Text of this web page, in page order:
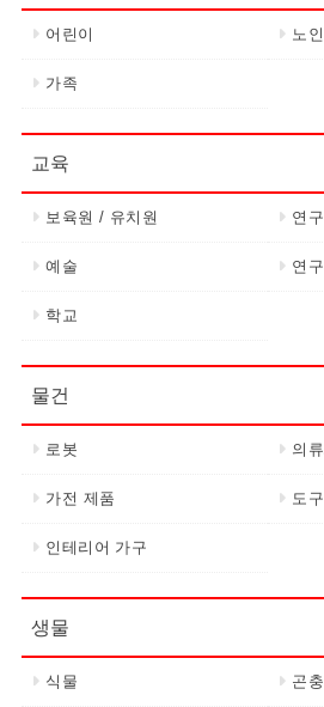
어린이 노인
가족
교육
보육원 / 유치원 연구
예술 연구
학교
물건
로봇 의
가전 제품 도구
인테리어 가구
생물
식물 곤충